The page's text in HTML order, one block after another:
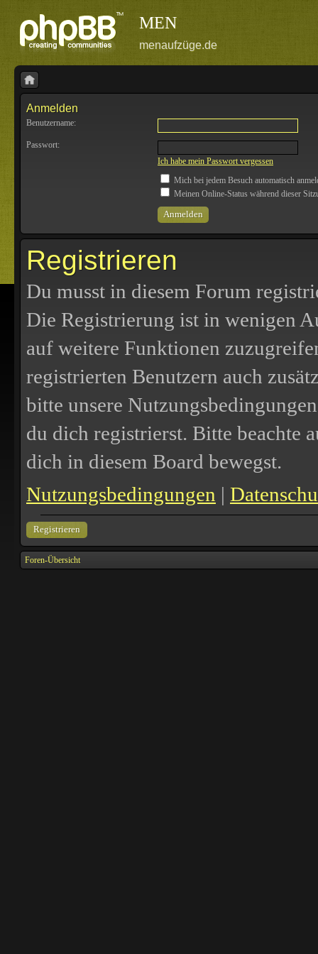
MEN
menaufzüge.de
Anmelden
Benutzername:
Passwort:
Ich habe mein Passwort vergessen
Mich bei jedem Besuch automatisch
Meinen Online-Status während dieser
Registrieren
Du musst in diesem Forum
Die Registrierung ist in wenigen
auf weitere Funktionen
registrierten Benutzern auch
bitte unsere
du dich registrierst. Bitte beachte
dich in diesem Board bewegst.
Nutzungsbedingungen |
Registrieren
Foren-Übersicht